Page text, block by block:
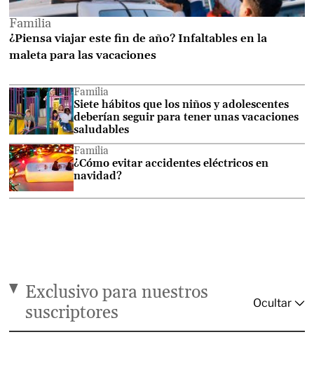
Familia
¿Piensa viajar este fin de año? Infaltables en la
maleta para las vacaciones
Familia
Siete hábitos que los niños y adolescentes
deberían seguir para tener unas vacaciones
saludables
Familia
¿Cómo evitar accidentes eléctricos en
navidad?
Exclusivo para nuestros
suscriptores